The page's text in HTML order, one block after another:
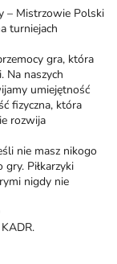
– Mistrzowie Polski
turniejach
gra, która
Na naszych
umiejętność
fizyczna, która
rozwija
nie masz nikogo
Piłkarzyki
nigdy nie